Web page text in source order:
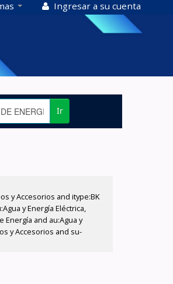
Ingresar a su cuenta
Ir
y Accesorios and itype:BK
y Energía Eléctrica,
Energía and au:Agua y
y Accesorios and su-